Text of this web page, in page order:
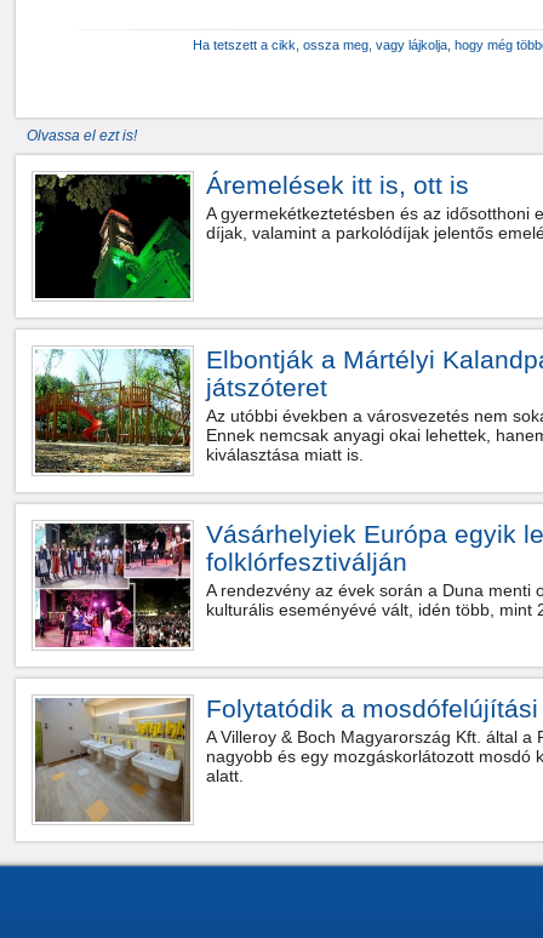
Ha tetszett a cikk, ossza meg, vagy lájkolja, hogy még
Olvassa el ezt is!
Áremelések itt is, ott is
A gyermekétkeztetésben és az idősotthoni
díjak, valamint a parkolódíjak jelentős
Elbontják a Mártélyi
játszóteret
Az utóbbi években a városvezetés nem
Ennek nemcsak anyagi okai lehettek,
kiválasztása miatt is.
Vásárhelyiek Európa egyik
folklórfesztiválján
A rendezvény az évek során a Duna menti
kulturális eseményévé vált, idén több, mint
Folytatódik a
A Villeroy & Boch Magyarország Kft. által a
nagyobb és egy mozgáskorlátozott mosdó
alatt.